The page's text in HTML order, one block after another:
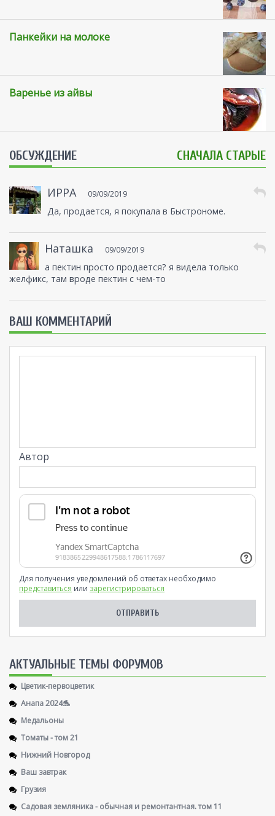
Панкейки на молоке
Варенье из айвы
ОБСУЖДЕНИЕ СНАЧАЛА СТАРЫЕ
ИРРА 09/09/2019
Да, продается, я покупала в Быстрономе.
Наташка 09/09/2019
а пектин просто продается? я видела только
желфикс, там вроде пектин с чем-то
ВАШ КОММЕНТАРИЙ
Автор
Для получения уведомлений об ответах необходимо
представиться или зарегистрироваться
AКТУАЛЬНЫЕ ТЕМЫ ФОРУМОВ
Цветик-первоцветик
Анапа 2024🐬
Медальоны
Томаты - том 21
Нижний Новгород
Ваш завтрак
Грузия
Садовая земляника - обычная и ремонтантная. том 11